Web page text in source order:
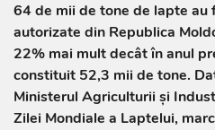
64 de mii de tone de lapte au
autorizate din Republica
22% mai mult decât în anul
constituit 52,3 mii de tone.
Ministerul Agriculturii și
Zilei Mondiale a Laptelui,